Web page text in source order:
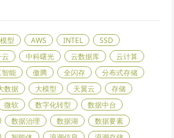
型 AWS INTEL
SSD
中科曙光 云数据库
云计算
智能 傲腾 全闪存
分布式存储
数据 大模型 天翼云
存储
微软 数字化转型
数据中台
数据治理 数据湖
数据要素